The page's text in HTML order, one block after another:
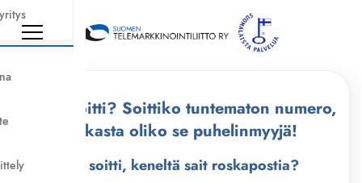
Kuka soitti? Soittiko tuntematon numero,
tarkasta oliko se puhelinmyyjä!
Kuka soitti, keneltä sait roskapostia?